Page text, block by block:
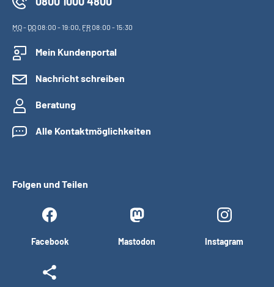
MO- DO08:00 - 19:00, FR08:00 - 15:30
Mein Kundenportal
Nachricht schreiben
Beratung
Alle Kontaktmöglichkeiten
Folgen und Teilen
Facebook Mastodon Instagram